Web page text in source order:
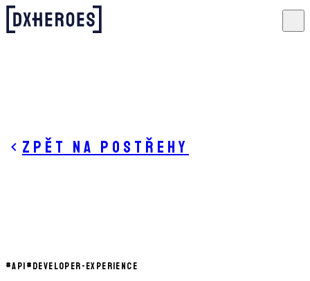
Zpět na postřehy
#API#DEVELOPER-EXPERIENCE